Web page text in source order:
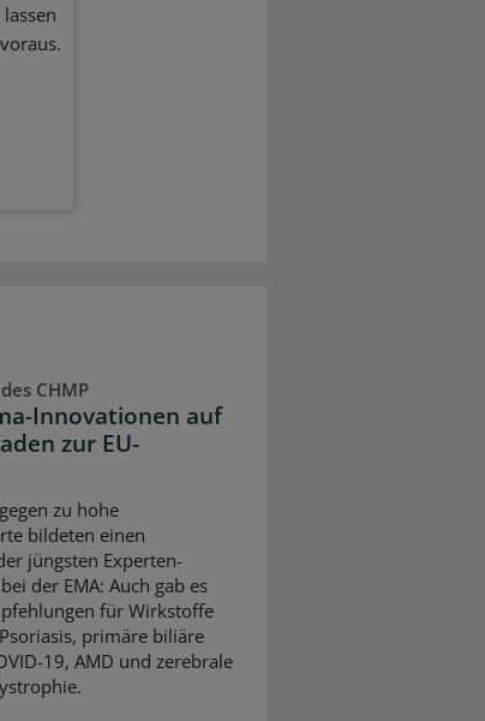
CHMP
Innovationen auf
zur EU-
zu hohe
bildeten einen
jüngsten Experten-
der EMA: Auch gab es
für Wirkstoffe
primäre biliäre
19, AMD und zerebrale